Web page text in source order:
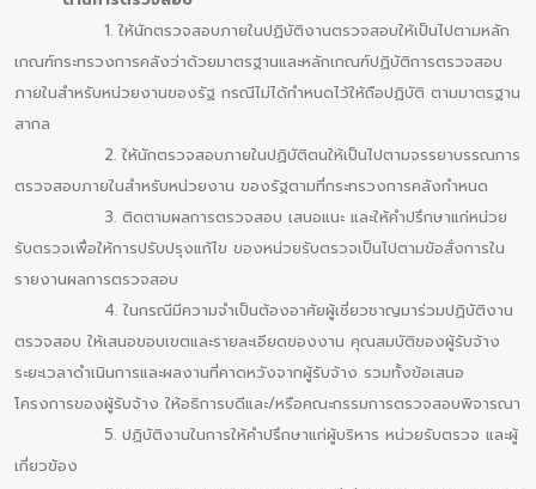
1. ให้นักตรวจสอบภายในปฏิบัติงานตรวจสอบให้เป็นไปตามหลัก
เกณฑ์กระทรวงการคลังว่าด้วยมาตรฐานและหลักเกณฑ์ปฏิบัติการตรวจสอบ
ภายในสำหรับหน่วยงานของรัฐ กรณีไม่ได้กำหนดไว้ให้ถือปฏิบัติ ตามมาตรฐาน
สากล
2. ให้นักตรวจสอบภายในปฏิบัติตนให้เป็นไปตามจรรยาบรรณการ
ตรวจสอบภายในสำหรับหน่วยงาน ของรัฐตามที่กระทรวงการคลังกำหนด
3. ติดตามผลการตรวจสอบ เสนอแนะ และให้คำปรึกษาแก่หน่วย
รับตรวจเพื่อให้การปรับปรุงแก้ไข ของหน่วยรับตรวจเป็นไปตามข้อสั่งการใน
รายงานผลการตรวจสอบ
4. ในกรณีมีความจำเป็นต้องอาศัยผู้เชี่ยวชาญมาร่วมปฏิบัติงาน
ตรวจสอบ ให้เสนอขอบเขตและรายละเอียดของงาน คุณสมบัติของผู้รับจ้าง
ระยะเวลาดำเนินการและผลงานที่คาดหวังจากผู้รับจ้าง รวมทั้งข้อเสนอ
โครงการของผู้รับจ้าง ให้อธิการบดีและ/หรือคณะกรรมการตรวจสอบพิจารณา
5. ปฏิบัติงานในการให้คำปรึกษาแก่ผู้บริหาร หน่วยรับตรวจ และผู้
เกี่ยวข้อง